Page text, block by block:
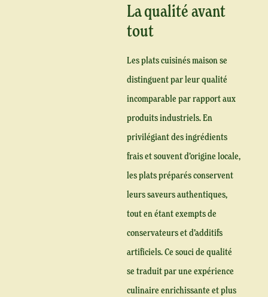
La qualité avant
tout
Les plats cuisinés maison se
distinguent par leur qualité
incomparable par rapport aux
produits industriels. En
privilégiant des ingrédients
frais et souvent d’origine locale,
les plats préparés conservent
leurs saveurs authentiques,
tout en étant exempts de
conservateurs et d’additifs
artificiels. Ce souci de qualité
se traduit par une expérience
culinaire enrichissante et plus